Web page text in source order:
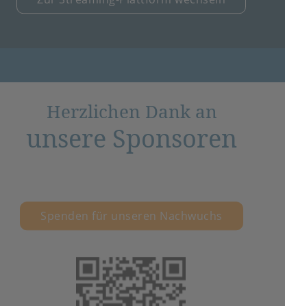
Herzlichen Dank an
unsere Sponsoren
Spenden für unseren Nachwuchs